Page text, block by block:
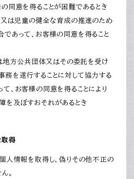
同意を得ることが困難であるとき
又は児童の健全な育成の推進のため
あって、お客様の同意を得ること
は地方公共団体又はその委託を受け
を遂行することに対して協力する
、お客様の同意を得ることにより
を及ぼすおそれがあるとき
得
人情報を取得し、偽りその他不正の
。